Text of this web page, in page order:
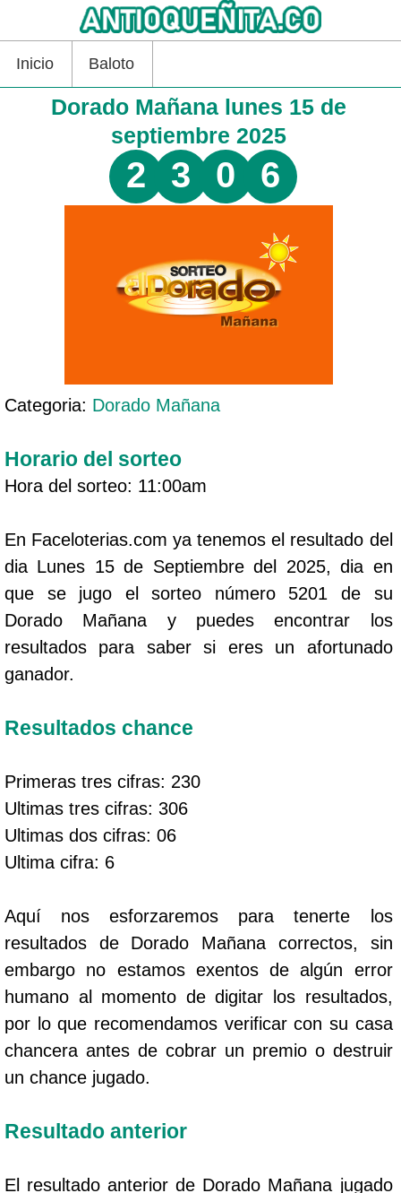
Inicio Baloto
Dorado Mañana lunes 15 de
septiembre 2025
2 3 0 6
Categoria: Dorado Mañana
Horario del sorteo
Hora del sorteo: 11:00am
En Faceloterias.com ya tenemos el resultado del
dia Lunes 15 de Septiembre del 2025, dia en
que se jugo el sorteo número 5201 de su
Dorado Mañana y puedes encontrar los
resultados para saber si eres un afortunado
ganador.
Resultados chance
Primeras tres cifras: 230
Ultimas tres cifras: 306
Ultimas dos cifras: 06
Ultima cifra: 6
Aquí nos esforzaremos para tenerte los
resultados de Dorado Mañana correctos, sin
embargo no estamos exentos de algún error
humano al momento de digitar los resultados,
por lo que recomendamos verificar con su casa
chancera antes de cobrar un premio o destruir
un chance jugado.
Resultado anterior
El resultado anterior de Dorado Mañana jugado